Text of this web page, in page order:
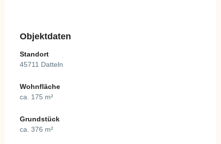
Objektdaten
Standort
45711 Datteln
Wohnfläche
ca. 175 m²
Grundstück
ca. 376 m²